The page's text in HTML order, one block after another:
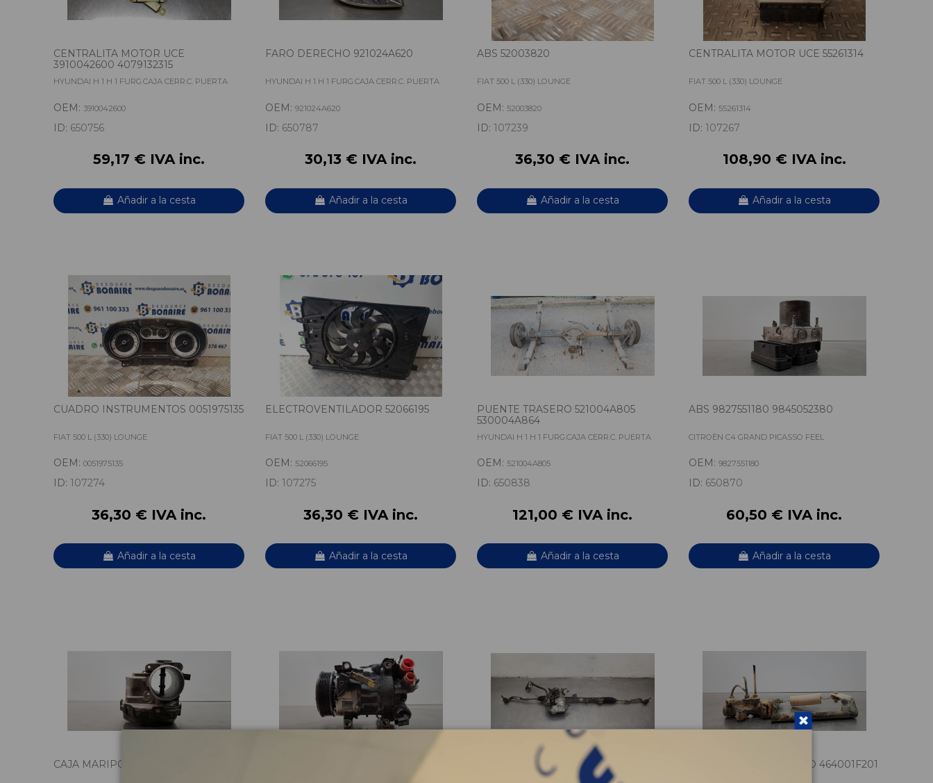
CENTRALITA MOTOR UCE
3910042600 4079132315
HYUNDAI H 1 H 1 FURG.CAJA CERR.C. PUERTA
OEM: 3910042600
ID: 650756
59,17 € IVA inc.
Añadir a la cesta
FARO DERECHO 921024A620
HYUNDAI H 1 H 1 FURG.CAJA CERR.C. PUERTA
OEM: 921024A620
ID: 650787
30,13 € IVA inc.
Añadir a la cesta
ABS 52003820
FIAT 500 L (330) LOUNGE
OEM: 52003820
ID: 107239
36,30 € IVA inc.
Añadir a la cesta
CENTRALITA MOTOR UCE 55261314
FIAT 500 L (330) LOUNGE
OEM: 55261314
ID: 107267
108,90 € IVA inc.
Añadir a la cesta
CUADRO INSTRUMENTOS 0051975135
FIAT 500 L (330) LOUNGE
OEM: 0051975135
ID: 107274
36,30 € IVA inc.
Añadir a la cesta
ELECTROVENTILADOR 52066195
FIAT 500 L (330) LOUNGE
OEM: 52066195
ID: 107275
36,30 € IVA inc.
Añadir a la cesta
PUENTE TRASERO 521004A805
530004A864
HYUNDAI H 1 H 1 FURG.CAJA CERR.C. PUERTA
OEM: 521004A805
ID: 650838
121,00 € IVA inc.
Añadir a la cesta
ABS 9827551180 9845052380
CITROËN C4 GRAND PICASSO FEEL
OEM: 9827551180
ID: 650870
60,50 € IVA inc.
Añadir a la cesta
CAJA MARIPOSA 9830171480
ACONDICIONADO 9834730080
CREMALLERA DIRECCION
REPARTIDOR DE FRENO 464001F201